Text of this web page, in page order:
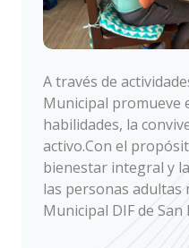
A través de
Municipal promueve
habilidades, la
activo.Con el
bienestar integral y
las personas adultas
Municipal DIF de San